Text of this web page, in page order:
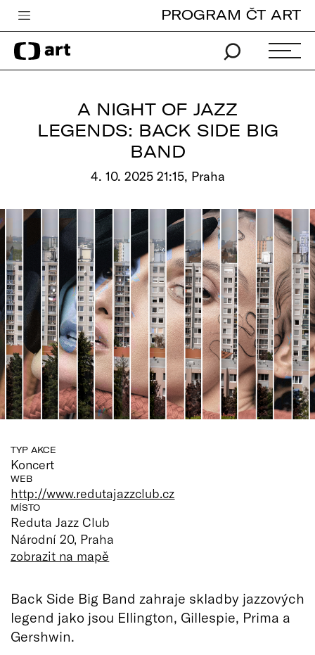
Česká televize
Zpravodajství
iVysílání
edu
Vše o ČT
PROGRAM ČT ART
A NIGHT OF JAZZ
LEGENDS: BACK SIDE BIG
BAND
4. 10. 2025 21:15, Praha
TYP AKCE
Koncert
WEB
http://www.redutajazzclub.cz
MÍSTO
Reduta Jazz Club
Národní 20, Praha
zobrazit na mapě
Back Side Big Band zahraje skladby jazzových
legend jako jsou Ellington, Gillespie, Prima a
Gershwin.